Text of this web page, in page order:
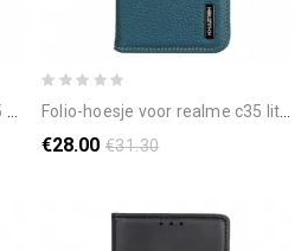
folio-hoesje voor realme c35 litchi khazneh leer
€28.00 €31.30